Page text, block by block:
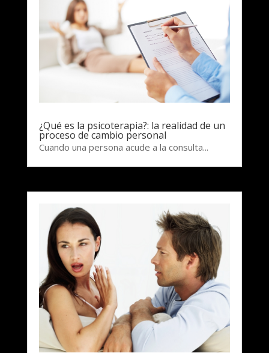
¿Qué es la psicoterapia?: la realidad de un
proceso de cambio personal
Cuando una persona acude a la consulta...